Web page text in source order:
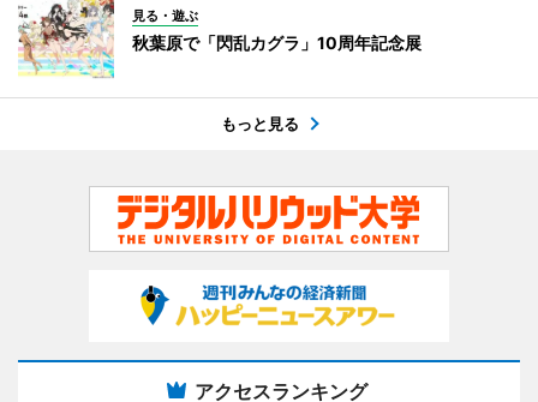
見る・遊ぶ
秋葉原で「閃乱カグラ」10周年記念展
もっと見る
アクセスランキング